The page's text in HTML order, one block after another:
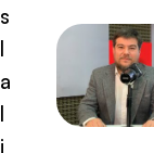
s
l
a
l
i